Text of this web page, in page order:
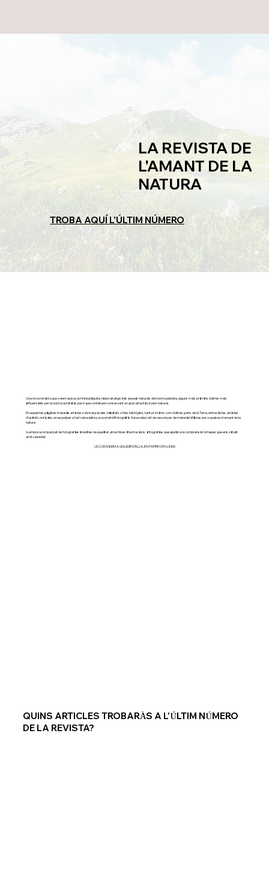
QUINS ARTICLES TROBARÀS A L’ÚLTIM NÚMERO
DE LA REVISTA?
Una nova revista que volem que acosti iexpliquila vida salvatge iels espais naturals del nostre planeta, alguns més pristins ialtres més
influenciats per la nostra activitat, peròque continuen conservant un gran atractiu ivalor natural.
En aquestes pàgines trobarás articles sobre espècies, hàbitats o fets biològics, tant pròxims com d'altres parts de la Terra, entrevistes, articles
d'opinió, notícies, un espaiper a l'art naturalista, un portafolifotogràfic iuna seleccióde ressenyes de material illibres per a qualsevol amant de la
natura.
I sempre acompanyat de fotografies inèdites de qualitat, atractives il·lustracions, infografies que ajudin a la comprens ió imapes que ens s ituïn
amb claredat!
US CONVIDEM A GAUDIR D'ELLA, EN PAPER O EN LÍNIA!
LA REVISTA DE
L'AMANT DE LA
NATURA
TROBA AQUÍ L'ÚLTIM NÚMERO